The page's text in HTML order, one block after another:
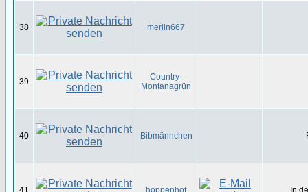
38 merlin667
39
Country-
Montanagrün
40 Bibmännchen
41 hoppenhof In